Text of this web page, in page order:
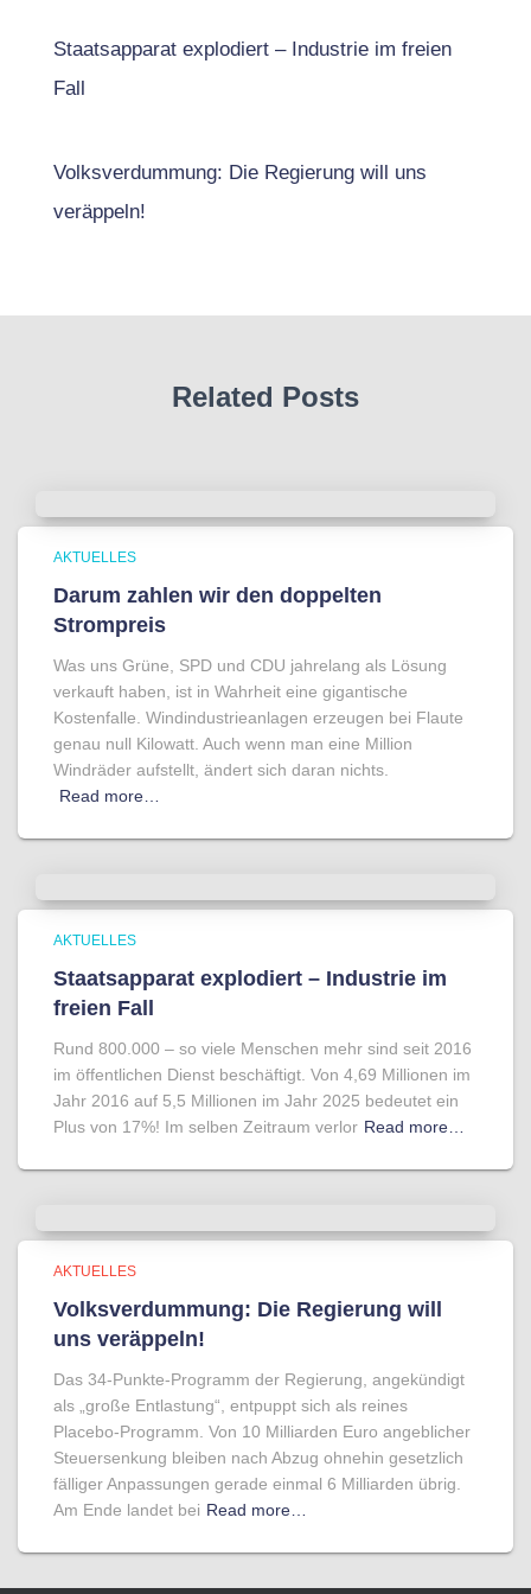
Staatsapparat explodiert – Industrie im freien
Fall
Volksverdummung: Die Regierung will uns
veräppeln!
Related Posts
AKTUELLES
Darum zahlen wir den doppelten
Strompreis
Was uns Grüne, SPD und CDU jahrelang als Lösung
verkauft haben, ist in Wahrheit eine gigantische
Kostenfalle. Windindustrieanlagen erzeugen bei Flaute
genau null Kilowatt. Auch wenn man eine Million
Windräder aufstellt, ändert sich daran nichts.
Read more…
AKTUELLES
Staatsapparat explodiert – Industrie im
freien Fall
Rund 800.000 – so viele Menschen mehr sind seit 2016
im öffentlichen Dienst beschäftigt. Von 4,69 Millionen im
Jahr 2016 auf 5,5 Millionen im Jahr 2025 bedeutet ein
Plus von 17%! Im selben Zeitraum verlor Read more…
AKTUELLES
Volksverdummung: Die Regierung will
uns veräppeln!
Das 34-Punkte-Programm der Regierung, angekündigt
als „große Entlastung“, entpuppt sich als reines
Placebo-Programm. Von 10 Milliarden Euro angeblicher
Steuersenkung bleiben nach Abzug ohnehin gesetzlich
fälliger Anpassungen gerade einmal 6 Milliarden übrig.
Am Ende landet bei Read more…